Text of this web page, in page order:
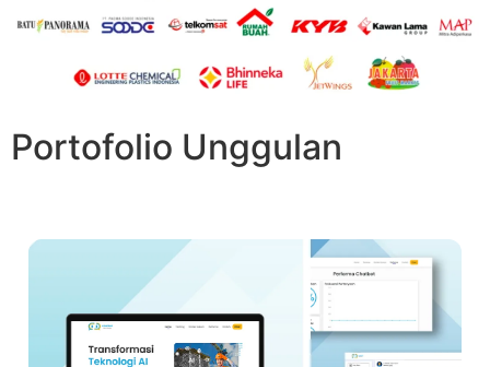
Portofolio Unggulan